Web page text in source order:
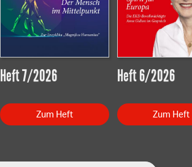
Heft 7/2026
Zum Heft
Heft 6/2026
Zum Heft